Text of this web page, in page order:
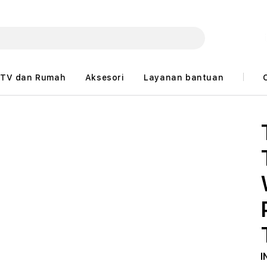
TV dan Rumah Aksesori Layanan bantuan